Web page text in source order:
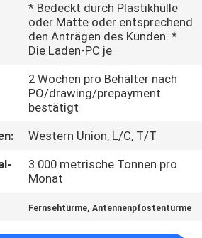
* Bedeckt durch Plastikhülle
oder Matte oder entsprechend
den Anträgen des Kunden. *
Die Laden-PC je
2 Wochen pro Behälter nach
PO/drawing/prepayment
bestätigt
Western Union, L/C, T/T
3.000 metrische Tonnen pro
Monat
Fernsehtürme,Antennenpfostentürme